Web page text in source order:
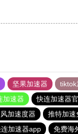
坚果加速器 tiktok
加速器 快连加速器
加速度器 推特加速
加速器app 免费海